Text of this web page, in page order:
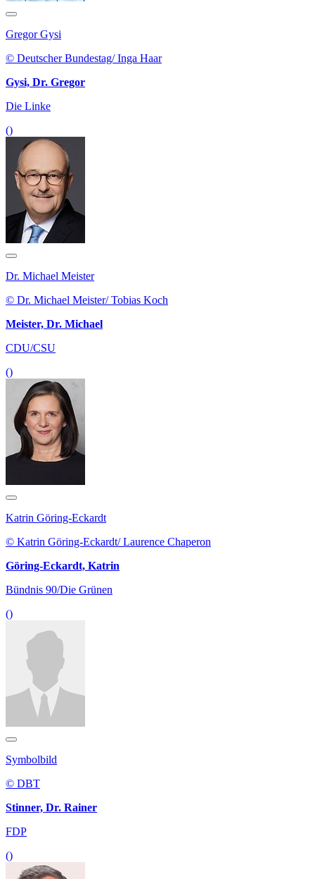
Gregor Gysi
© Deutscher Bundestag/ Inga Haar
Gysi, Dr. Gregor
Die Linke
()
Dr. Michael Meister
© Dr. Michael Meister/ Tobias Koch
Meister, Dr. Michael
CDU/CSU
()
Katrin Göring-Eckardt
© Katrin Göring-Eckardt/ Laurence Chaperon
Göring-Eckardt, Katrin
Bündnis 90/Die Grünen
()
Symbolbild
© DBT
Stinner, Dr. Rainer
FDP
()